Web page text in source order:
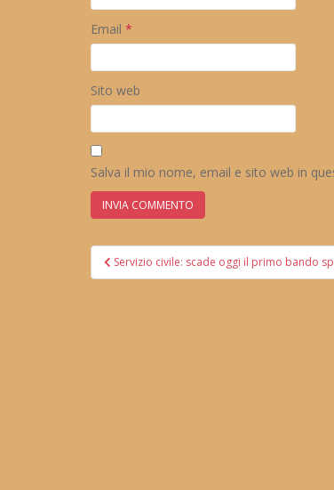
Email *
Sito web
Salva il mio nome, email e sito web in
Navigazione
articoli
Servizio civile: scade oggi il primo bando